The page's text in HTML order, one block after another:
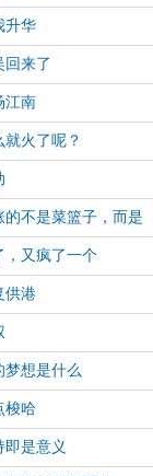
升华
回来了
江南
就火了呢？
的不是菜篮子，而是
，又疯了一个
供港
梦想是什么
梭哈
即是意义